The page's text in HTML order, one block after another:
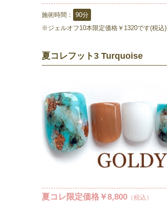
施術時間：
90分
※ジェルオフ10本限定価格￥1320です(税込)
夏コレフット3 Turquoise
夏コレ限定価格￥8,800（税込）